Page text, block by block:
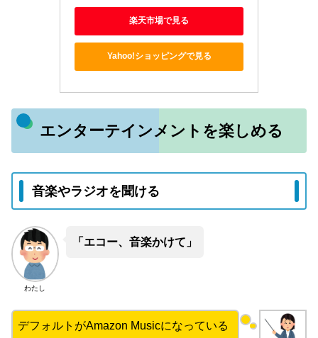
楽天市場で見る
Yahoo!ショッピングで見る
エンターテインメントを楽しめる
音楽やラジオを聞ける
わたし
「エコー、音楽かけて」
デフォルトがAmazon Musicになっている